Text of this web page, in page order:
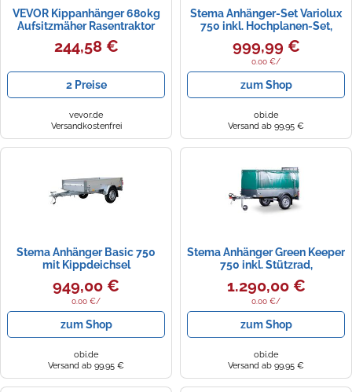
VEVOR Kippanhänger 680kg
Aufsitzmäher Rasentraktor
Kippbar ATV UTV Anhänger
244,58 €
2 Preise
vevor.de
Versandkostenfrei
Stema Anhänger-Set Variolux
750 inkl. Hochplanen-Set,
Abstellstützen & Stützrad
999,99 €
0.00 €/
zum Shop
obi.de
Versand ab 99,95 €
Stema Anhänger Basic 750
mit Kippdeichsel
949,00 €
0.00 €/
zum Shop
obi.de
Versand ab 99,95 €
Stema Anhänger Green Keeper
750 inkl. Stützrad,
Abstellstützen, Hochplanenset
1.290,00 €
0.00 €/
zum Shop
obi.de
Versand ab 99,95 €